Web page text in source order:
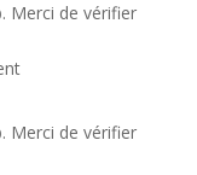
Merci de vérifier
Merci de vérifier